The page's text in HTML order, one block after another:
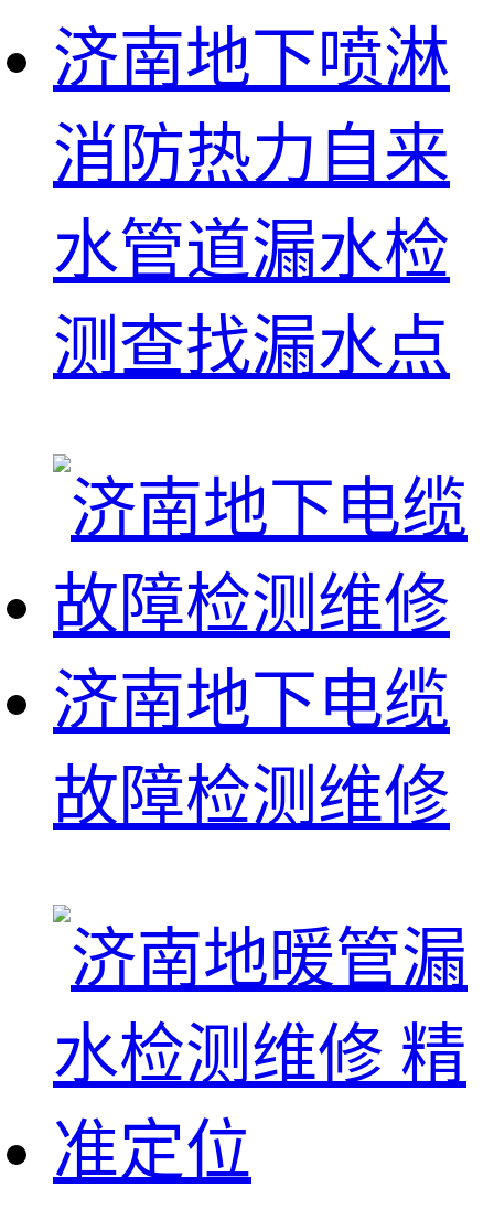
济南地下喷淋
消防热力自来
水管道漏水检
测查找漏水点
济南地下电缆
故障检测维修